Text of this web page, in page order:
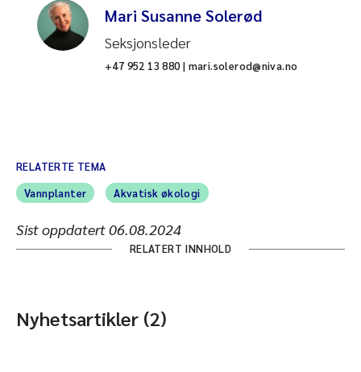
Mari Susanne Solerød
Seksjonsleder
+47 952 13 880 | mari.solerod@niva.no
RELATERTE TEMA
Vannplanter
Akvatisk økologi
Sist oppdatert06.08.2024
RELATERT INNHOLD
Nyhetsartikler (2)